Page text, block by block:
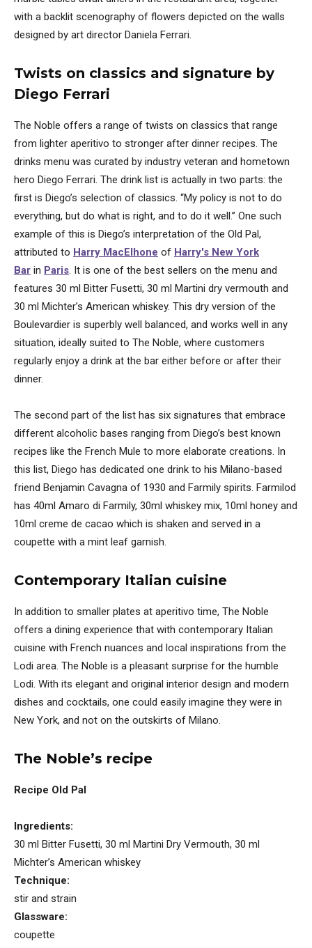
with a backlit scenography of flowers depicted on the walls
designed by art director Daniela Ferrari.
Twists on classics and signature by
Diego Ferrari
The Noble offers a range of twists on classics that range
from lighter aperitivo to stronger after dinner recipes. The
drinks menu was curated by industry veteran and hometown
hero Diego Ferrari. The drink list is actually in two parts: the
first is Diego’s selection of classics. “My policy is not to do
everything, but do what is right, and to do it well.” One such
example of this is Diego’s interpretation of the Old Pal,
attributed to Harry MacElhone of Harry's New York
Bar in Paris. It is one of the best sellers on the menu and
features 30 ml Bitter Fusetti, 30 ml Martini dry vermouth and
30 ml Michter’s American whiskey. This dry version of the
Boulevardier is superbly well balanced, and works well in any
situation, ideally suited to The Noble, where customers
regularly enjoy a drink at the bar either before or after their
dinner.
The second part of the list has six signatures that embrace
different alcoholic bases ranging from Diego’s best known
recipes like the French Mule to more elaborate creations. In
this list, Diego has dedicated one drink to his Milano-based
friend Benjamin Cavagna of 1930 and Farmily spirits. Farmilod
has 40ml Amaro di Farmily, 30ml whiskey mix, 10ml honey and
10ml creme de cacao which is shaken and served in a
coupette with a mint leaf garnish.
Contemporary Italian cuisine
In addition to smaller plates at aperitivo time, The Noble
offers a dining experience that with contemporary Italian
cuisine with French nuances and local inspirations from the
Lodi area. The Noble is a pleasant surprise for the humble
Lodi. With its elegant and original interior design and modern
dishes and cocktails, one could easily imagine they were in
New York, and not on the outskirts of Milano.
The Noble’s recipe
Recipe Old Pal
Ingredients:
30 ml Bitter Fusetti, 30 ml Martini Dry Vermouth, 30 ml
Michter’s American whiskey
Technique:
stir and strain
Glassware:
coupette